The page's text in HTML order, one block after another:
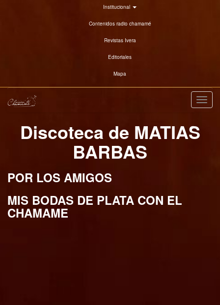
Institucional
Contenidos radio chamamé
Revistas Ivera
Editoriales
Mapa
Discoteca de MATIAS
BARBAS
POR LOS AMIGOS
MIS BODAS DE PLATA CON EL
CHAMAME